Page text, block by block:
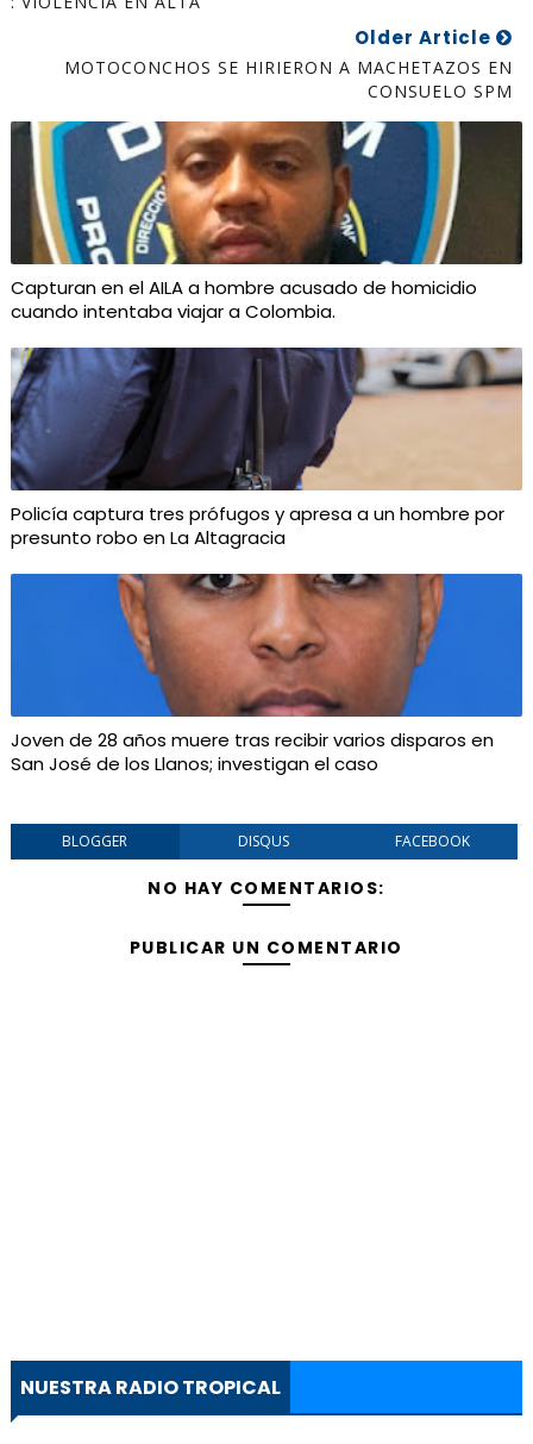
Older Article
MOTOCONCHOS SE HIRIERON A MACHETAZOS EN
CONSUELO SPM
Capturan en el AILA a hombre acusado de homicidio
cuando intentaba viajar a Colombia.
Policía captura tres prófugos y apresa a un hombre por
presunto robo en La Altagracia
Joven de 28 años muere tras recibir varios disparos en
San José de los Llanos; investigan el caso
BLOGGER DISQUS FACEBOOK
NO HAY COMENTARIOS:
PUBLICAR UN COMENTARIO
NUESTRA RADIO TROPICAL